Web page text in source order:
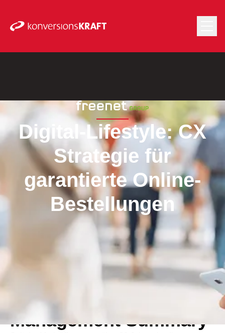
Digital-Lifestyle: CX
Strategie für
garantierte Online-
Bestellungen
Management Summary